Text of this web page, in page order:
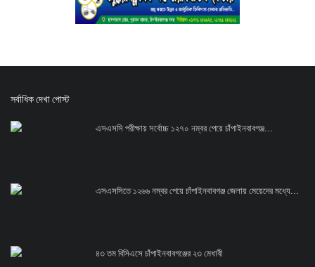
সর্বাধিক দেখা পোস্ট
এসএসসি পরীক্ষায় সর্বোচ্চ ১২৭০ নম্বর পেয়ে চাঁপাইনবাবগঞ্জ...
এসএসসিতে ১২৬৬ নম্বর পেয়ে চাঁপাইনবাবগঞ্জ জেলায় মেয়েদের মধ্যে...
৪৩ তম বিসিএসে চাঁপাইনবাবগঞ্জের ২৩ মেধাবী